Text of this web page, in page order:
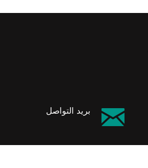
بريد التواصل